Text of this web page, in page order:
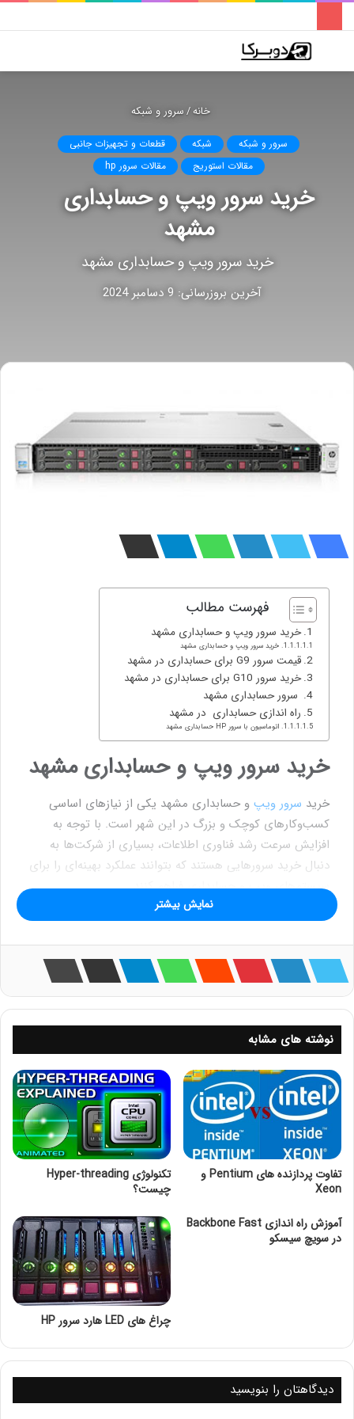
پوسته
فهرست
خانه/سرور و شبکه
سرور و شبکه شبکه
قطعات و تجهیزات جانبی
مقالات استوریج
مقالات سرور hp
خرید سرور ویپ و حسابداری
مشهد
خرید سرور ویپ و حسابداری مشهد
آخرین بروزرسانی: 9 دسامبر 2024
فهرست مطالب
خرید سرور ویپ و حسابداری مشهد
خرید سرور ویپ و حسابداری مشهد
قیمت سرور G9 برای حسابداری در مشهد
خرید سرور G10 برای حسابداری در مشهد
سرور حسابداری مشهد
راه اندازی حسابداری در مشهد
اتوماسیون با سرور HP حسابداری مشهد
خرید سرور ویپ و حسابداری مشهد
خرید سرور ویپ و حسابداری مشهد یکی از نیازهای اساسی
کسب‌وکارهای کوچک و بزرگ در این شهر است. با توجه به
افزایش سرعت رشد فناوری اطلاعات، بسیاری از شرکت‌ها به
دنبال خرید سرورهایی هستند که بتوانند عملکرد بهینه‌ای را برای
سیستم‌های ویپ و حسابداری فراهم کنند.
این سرورها به‌ویژه در شرکت‌های حسابداری، دفاتر مالی و
کسب‌وکارهایی که نیاز به پردازش اطلاعات های مالی به‌صورت
دقیق دارند، بسیار کارآمد خواهند بود.
همچنین، سرورهای ویپ قابلیت مدیریت تماس‌های تلفنی از
طریق شبکه اینترنت را فراهم می‌کنند که در کاهش هزینه‌ها و
بهبود ارتباطات کسب‌وکارها موثر است. خرید سرور ویپ و
حسابداری در مشهد
به شما این امکان را می‌دهد تا از مزایای تکنولوژی روز دنیا
بهره‌مند شوید و با اطمینان خاطر اطلاعات خود را ذخیره و
مدیریت کنید.
نمایش بیشتر
نوشته های مشابه
تفاوت پردازنده های Pentium و
Xeon
تکنولوژی Hyper-threading
چیست؟
آموزش راه اندازی Backbone Fast
در سویچ سیسکو
چراغ های LED هارد سرور HP
دیدگاهتان را بنویسید